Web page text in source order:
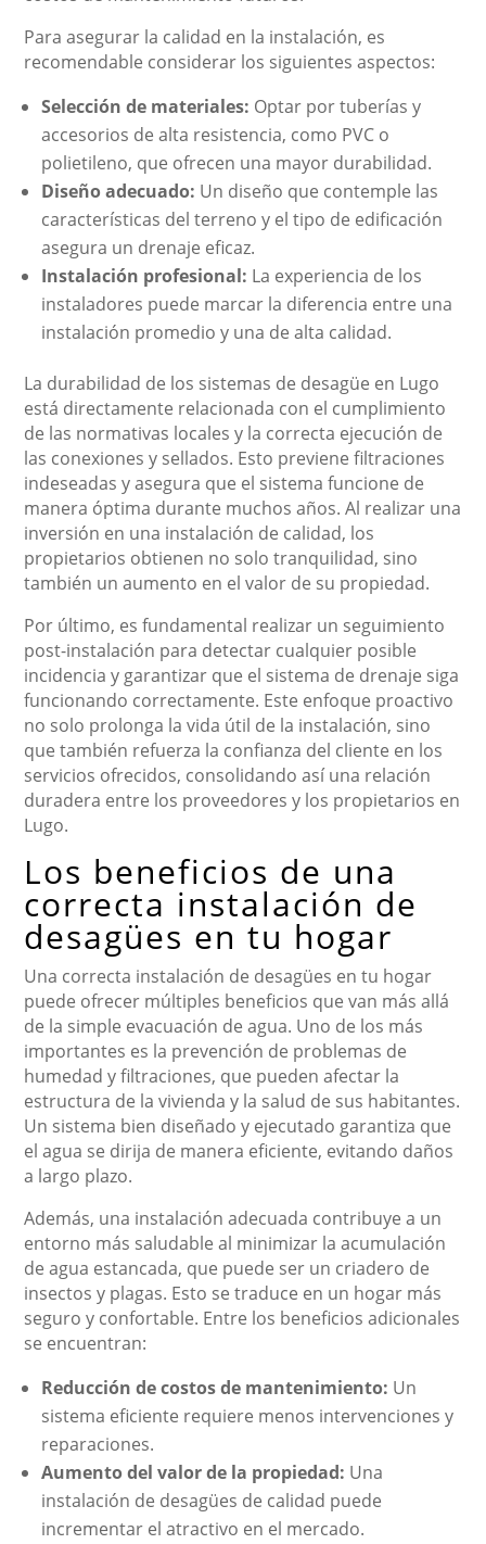
Para asegurar la calidad en la instalación, es
recomendable considerar los siguientes aspectos:
Selección de materiales: Optar por tuberías y
accesorios de alta resistencia, como PVC o
polietileno, que ofrecen una mayor durabilidad.
Diseño adecuado: Un diseño que contemple las
características del terreno y el tipo de edificación
asegura un drenaje eficaz.
Instalación profesional: La experiencia de los
instaladores puede marcar la diferencia entre una
instalación promedio y una de alta calidad.
La durabilidad de los sistemas de desagüe en Lugo
está directamente relacionada con el cumplimiento
de las normativas locales y la correcta ejecución de
las conexiones y sellados. Esto previene filtraciones
indeseadas y asegura que el sistema funcione de
manera óptima durante muchos años. Al realizar una
inversión en una instalación de calidad, los
propietarios obtienen no solo tranquilidad, sino
también un aumento en el valor de su propiedad.
Por último, es fundamental realizar un seguimiento
post-instalación para detectar cualquier posible
incidencia y garantizar que el sistema de drenaje siga
funcionando correctamente. Este enfoque proactivo
no solo prolonga la vida útil de la instalación, sino
que también refuerza la confianza del cliente en los
servicios ofrecidos, consolidando así una relación
duradera entre los proveedores y los propietarios en
Lugo.
Los beneficios de una
correcta instalación de
desagües en tu hogar
Una correcta instalación de desagües en tu hogar
puede ofrecer múltiples beneficios que van más allá
de la simple evacuación de agua. Uno de los más
importantes es la prevención de problemas de
humedad y filtraciones, que pueden afectar la
estructura de la vivienda y la salud de sus habitantes.
Un sistema bien diseñado y ejecutado garantiza que
el agua se dirija de manera eficiente, evitando daños
a largo plazo.
Además, una instalación adecuada contribuye a un
entorno más saludable al minimizar la acumulación
de agua estancada, que puede ser un criadero de
insectos y plagas. Esto se traduce en un hogar más
seguro y confortable. Entre los beneficios adicionales
se encuentran:
Reducción de costos de mantenimiento: Un
sistema eficiente requiere menos intervenciones y
reparaciones.
Aumento del valor de la propiedad: Una
instalación de desagües de calidad puede
incrementar el atractivo en el mercado.